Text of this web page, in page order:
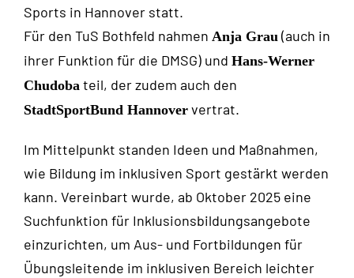
Sports in Hannover statt.
Für den TuS Bothfeld nahmen Anja Grau(auch in
ihrer Funktion für die DMSG) und Hans-Werner
Chudobateil, der zudem auch den
StadtSportBund Hannoververtrat.
Im Mittelpunkt standen Ideen und Maßnahmen,
wie Bildung im inklusiven Sport gestärkt werden
kann. Vereinbart wurde, ab Oktober 2025 eine
Suchfunktion für Inklusionsbildungsangebote
einzurichten, um Aus- und Fortbildungen für
Übungsleitende im inklusiven Bereich leichter